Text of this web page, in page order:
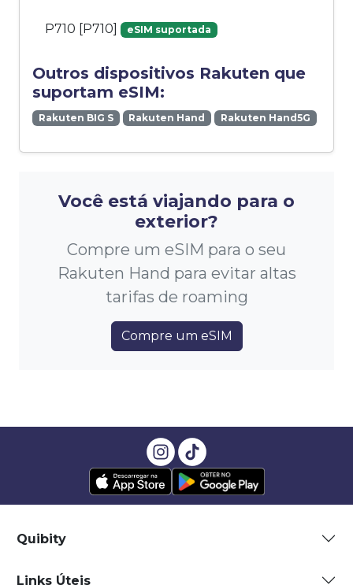
P710 [P710] eSIM suportada
Outros dispositivos Rakuten que
suportam eSIM:
Rakuten BIG S Rakuten Hand Rakuten Hand5G
Você está viajando para o
exterior?
Compre um eSIM para o seu
Rakuten Hand para evitar altas
tarifas de roaming
Compre um eSIM
Quibity
Links Úteis